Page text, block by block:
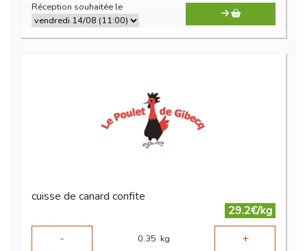
Réception souhaitée le
cuisse de canard confite
29.2€/kg
-
0.35 kg +